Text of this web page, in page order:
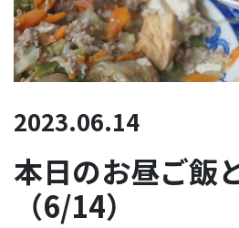
2023.06.14
本日のお昼ご飯
（6/14）